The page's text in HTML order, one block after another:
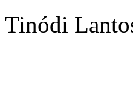
Tinódi